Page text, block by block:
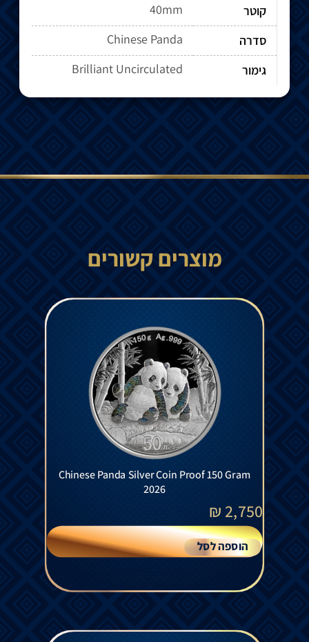
קוטר
40mm
סדרה
Chinese Panda
גימור
Brilliant Uncirculated
מוצרים קשורים
Chinese Panda Silver Coin Proof 150 Gram
2026
2,750
₪
הוספה לסל